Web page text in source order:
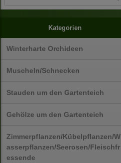
Kategorien
Winterharte Orchideen
Muscheln/Schnecken
Stauden um den Gartenteich
Gehölze um den Gartenteich
Zimmerpflanzen/Kübelpflanzen/W
asserpflanzen/Seerosen/Fleischfr
essende